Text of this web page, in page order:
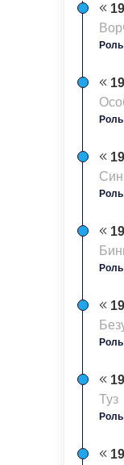
Туз